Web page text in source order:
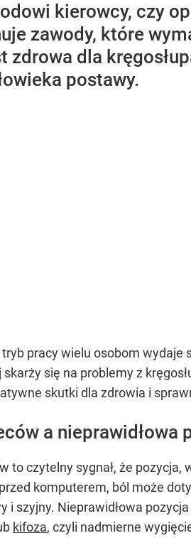
kierowcy, czy
zawody, które
zdrowa dla
postawy.
pracy wielu osobom wydaje
skarży się na problemy z
skutki dla zdrowia i
a nieprawidłowa
to czytelny sygnał, że
komputerem, ból może
i szyjny. Nieprawidłowa
kifoza, czyli nadmierne